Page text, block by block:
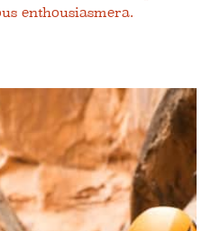
enthousiasmera.